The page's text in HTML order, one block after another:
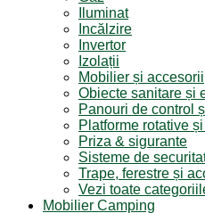
Iluminat
Incălzire
Invertor
Izolații
Mobilier și accesorii
Obiecte sanitare și
Panouri de control
Platforme rotative
Priza & sigurante
Sisteme de
Trape, ferestre și
Vezi toate
Mobilier Camping